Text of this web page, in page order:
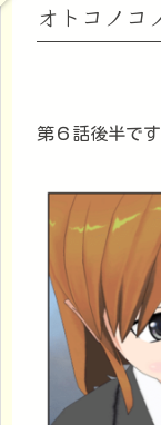
オトコノコ
第６話後半です